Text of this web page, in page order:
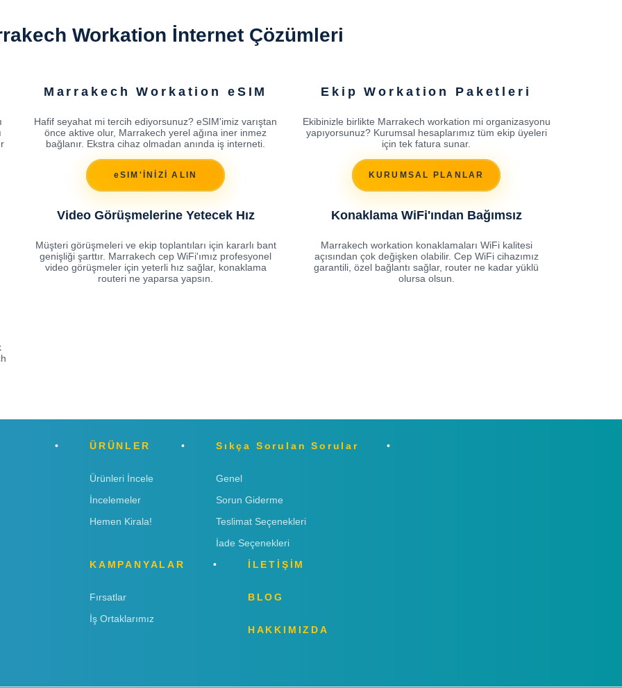
Workation İnternet Çözümleri
Marrakech Workation eSIM
Hafif seyahat mi tercih ediyorsunuz? eSIM'imiz varıştan
önce aktive olur, Marrakech yerel ağına iner inmez
bağlanır. Ekstra cihaz olmadan anında iş interneti.
eSIM'İNİZİ ALIN
Ekip Workation Paketleri
Ekibinizle birlikte Marrakech workation mi organizasyonu
yapıyorsunuz? Kurumsal hesaplarımız tüm ekip üyeleri
için tek fatura sunar.
KURUMSAL PLANLAR
Video Görüşmelerine Yetecek Hız
Müşteri görüşmeleri ve ekip toplantıları için kararlı bant
genişliği şarttır. Marrakech cep WiFi'ımız profesyonel
video görüşmeler için yeterli hız sağlar, konaklama
routeri ne yaparsa yapsın.
Konaklama WiFi'ından Bağımsız
Marrakech workation konaklamaları WiFi kalitesi
açısından çok değişken olabilir. Cep WiFi cihazımız
garantili, özel bağlantı sağlar, router ne kadar yüklü
olursa olsun.
ÜRÜNLER
Ürünleri İncele
İncelemeler
Hemen Kirala!
Sıkça Sorulan Sorular
Genel
Sorun Giderme
Teslimat Seçenekleri
İade Seçenekleri
KAMPANYALAR
Fırsatlar
İş Ortaklarımız
İLETİŞİM
BLOG
HAKKIMIZDA